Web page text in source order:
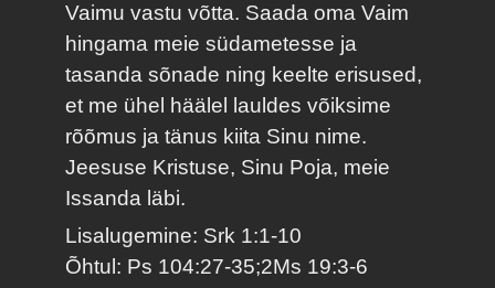
Vaimu vastu võtta. Saada oma Vaim
hingama meie südametesse ja
tasanda sõnade ning keelte erisused,
et me ühel häälel lauldes võiksime
rõõmus ja tänus kiita Sinu nime.
Jeesuse Kristuse, Sinu Poja, meie
Issanda läbi.
Lisalugemine: Srk 1:1-10
Õhtul: Ps 104:27-35;2Ms 19:3-6